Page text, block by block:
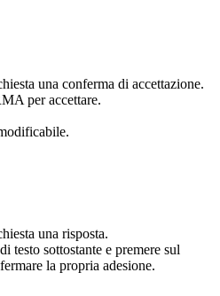
una conferma di accettazione.
per accettare.
una risposta.
testo sottostante e premere sul
la propria adesione.